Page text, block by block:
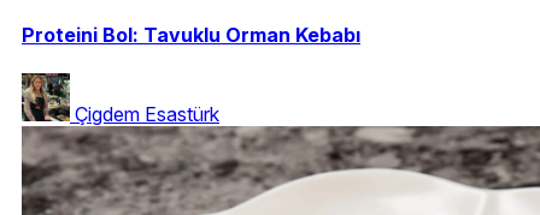
Proteini Bol: Tavuklu Orman Kebabı
Çigdem Esastürk